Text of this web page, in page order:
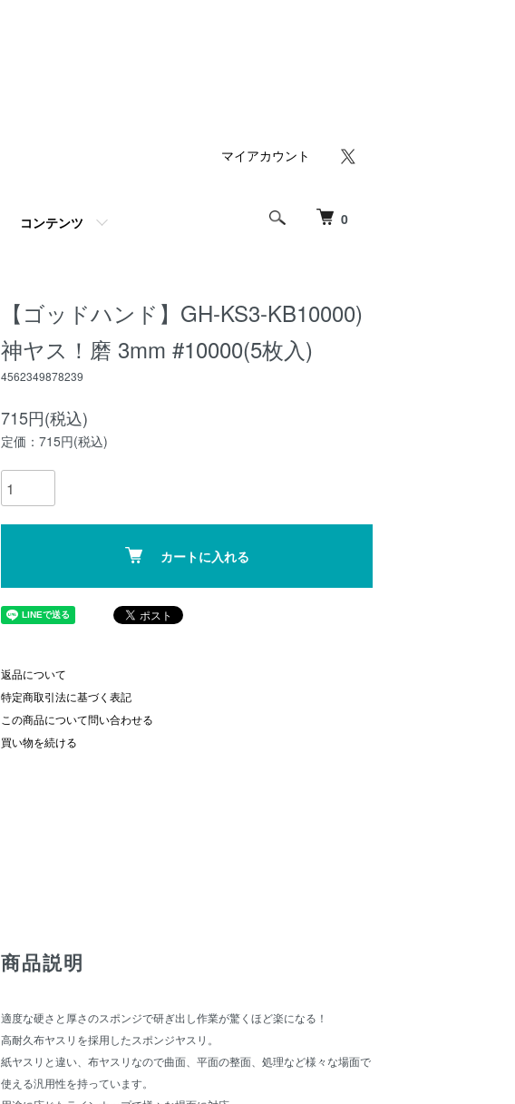
0
コンテンツ
マイアカウント
【ゴッドハンド】GH-KS3-KB10000)
神ヤス！磨 3mm #10000(5枚入)
4562349878239
715円(税込)
定価：715円(税込)
カートに入れる
返品について
特定商取引法に基づく表記
この商品について問い合わせる
買い物を続ける
商品説明
適度な硬さと厚さのスポンジで研ぎ出し作業が驚くほど楽になる！
高耐久布ヤスリを採用したスポンジヤスリ。
紙ヤスリと違い、布ヤスリなので曲面、平面の整面、処理など様々な場面で
使える汎用性を持っています。